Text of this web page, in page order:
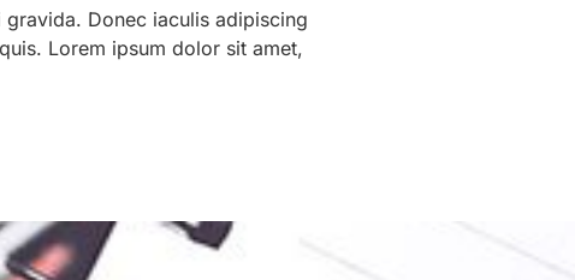
Donec iaculis adipiscing
Lorem ipsum dolor sit amet,